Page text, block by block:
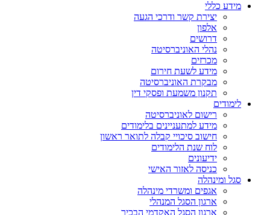
מידע כללי
יצירת קשר ודרכי הגעה
אלפון
דרושים
נהלי האוניברסיטה
מכרזים
מידע לשעת חירום
מבקרת האוניברסיטה
תקנון משמעת ופסקי דין
לימודים
רישום לאוניברסיטה
מידע למתעניינים בלימודים
חישוב סיכויי קבלה לתואר ראשון
לוח שנת הלימודים
ידיעונים
כניסה לאזור האישי
סגל ומינהלה
אגפים ומשרדי מינהלה
ארגון הסגל המנהלי
ארגון הסגל האקדמי הבכיר